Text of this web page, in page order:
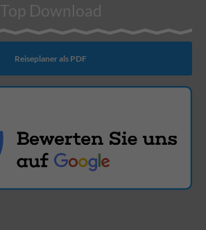
Top Download
Reiseplaner als PDF